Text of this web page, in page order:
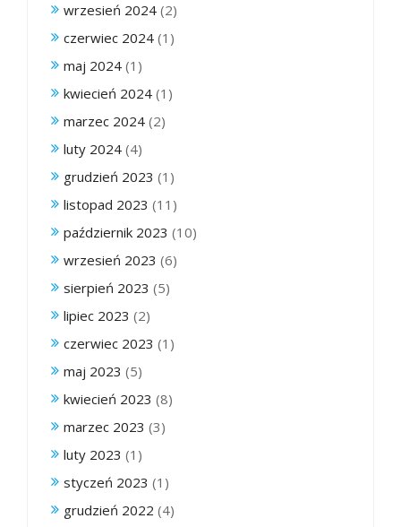
wrzesień 2024 (2)
czerwiec 2024 (1)
maj 2024 (1)
kwiecień 2024 (1)
marzec 2024 (2)
luty 2024 (4)
grudzień 2023 (1)
listopad 2023 (11)
październik 2023 (10)
wrzesień 2023 (6)
sierpień 2023 (5)
lipiec 2023 (2)
czerwiec 2023 (1)
maj 2023 (5)
kwiecień 2023 (8)
marzec 2023 (3)
luty 2023 (1)
styczeń 2023 (1)
grudzień 2022 (4)